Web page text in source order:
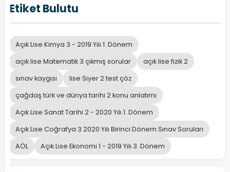
Erişim
Açık
Lise
1
Dersi
2019
Devamını
Oku
Kasım
26,
Etiket Bulutu
Açık Lise Kimya 3 - 2019 Yılı 1. Dönem
açık lise Matematik 3 çıkmış sorular
açık lise fizik 2
sınav kaygısı
lise Siyer 2 test çöz
çağdaş türk ve dünya tarihi 2 konu anlatımı
Açık Lise Sanat Tarihi 2 - 2020 Yılı 1. Dönem
Açık Lise Coğrafya 3 2020 Yılı Birinci Dönem Sınav Soruları
AÖL
Açık Lise Ekonomi 1 - 2019 Yılı 3. Dönem